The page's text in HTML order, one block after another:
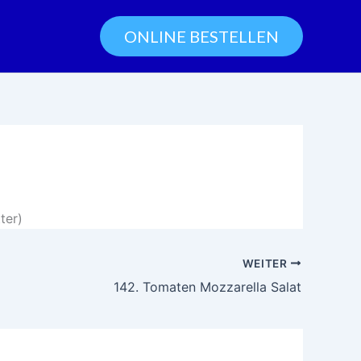
ONLINE BESTELLEN
WEITER
142. Tomaten Mozzarella Salat